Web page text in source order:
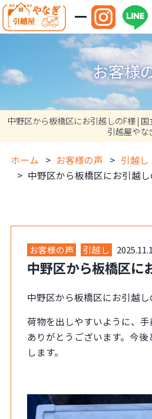
お客様
中野区から板橋区にお引越しのF様 |
引越屋やな
ホーム お客様の声
引越し
中野区から板橋区にお引越
お客様の声 引越し
中野区から板橋区に
中野区から板橋区にお引越し
荷物を出しやすいように、
ありがとうございます。今
します。